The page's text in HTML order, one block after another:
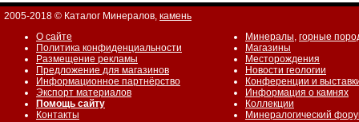
2005-2018 © Каталог Минералов, камень
О сайте
Политика конфиденциальности
Размещение рекламы
Предложение для магазинов
Информационное партнёрство
Экспорт материалов
Помощь сайту
Контакты
Минералы, горные
Магазины
Месторождения
Новости геологии
Конференции и
Информация о камнях
Коллекции
Минералогический